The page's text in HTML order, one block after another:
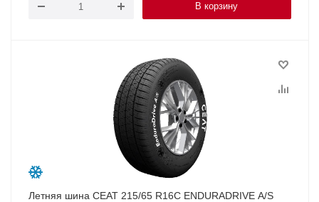
В корзину
Летняя шина CEAT 215/65 R16C ENDURADRIVE A/S